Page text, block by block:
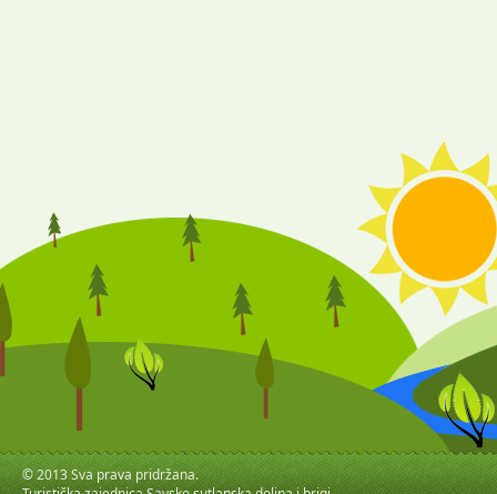
© 2013 Sva prava pridržana.